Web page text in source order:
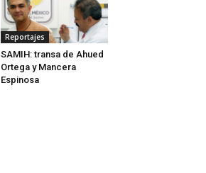
Reportajes
SAMIH: transa de Ahued
Ortega y Mancera
Espinosa